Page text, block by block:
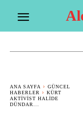
ANA SAYFA
GÜNCEL
HABERLER
KÜRT
AKTIVIST HALIDE
DÜNDAR...